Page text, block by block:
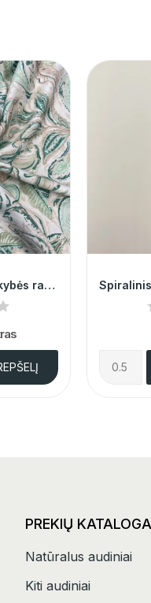
Itališka, aukštos kokybės raštuota viskozė 014672
PREKIŲ
Natūralus audiniai
Kiti audiniai